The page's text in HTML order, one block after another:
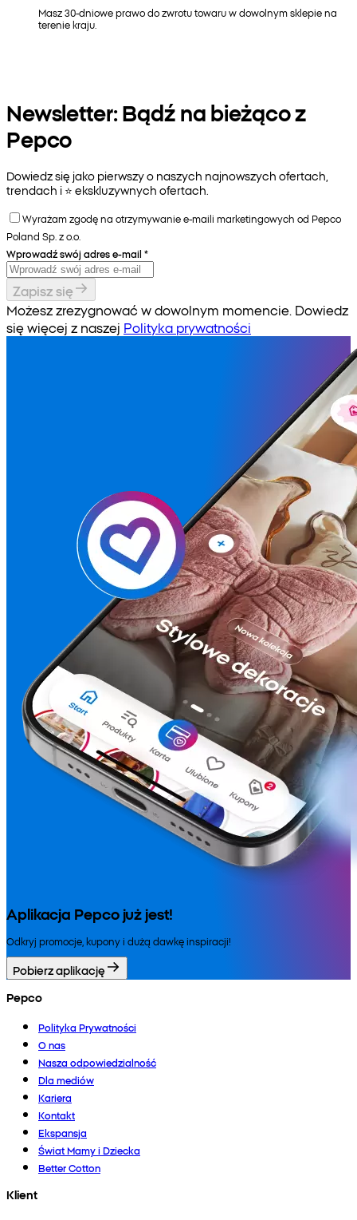
Masz 30-dniowe prawo do zwrotu towaru w dowolnym sklepie na
terenie kraju.
Newsletter: Bądź na bieżąco z
Pepco
Dowiedz się jako pierwszy o naszych najnowszych ofertach,
trendach i ⭐️ ekskluzywnych ofertach.
Wyrażam zgodę na otrzymywanie e-maili marketingowych od Pepco
Poland Sp. z o.o.
Wprowadź swój adres e-mail *
Zapisz się
Możesz zrezygnować w dowolnym momencie. Dowiedz
się więcej z naszej Polityka prywatności
Aplikacja Pepco już jest!
Odkryj promocje, kupony i dużą dawkę inspiracji!
Pobierz aplikację
Pepco
Polityka Prywatności
O nas
Nasza odpowiedzialność
Dla mediów
Kariera
Kontakt
Ekspansja
Świat Mamy i Dziecka
Better Cotton
Klient